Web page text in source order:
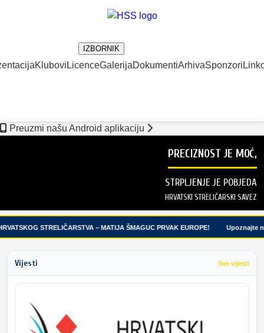
IZBORNIK
Klubovi LicenceGalerijaDokumentiArhivaSponzori
Preuzmi našu Android aplikaciju
PRECIZNOST JE MOĆ,
STRPLJENJE JE POBJEDA
HRVATSKI STRELIČARSKI SAVEZ
STRELIČARSTVA – MATIJA ŠMAGUC PRVAK EUROPE! Upoznajte
Vijesti Sve vijesti